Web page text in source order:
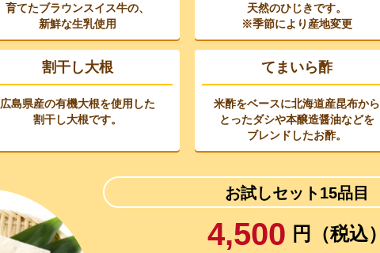
育てたブラウンスイス牛の、
新鮮な生乳使用
天然のひじきです。
※季節により産地変更
割干し大根
広島県産の有機大根を使用した
割干し大根です。
てまいら酢
米酢をベースに北海道産昆布から
とったダシや本醸造醤油などを
ブレンドしたお酢。
お試しセット15品目
4,500 円（税込）